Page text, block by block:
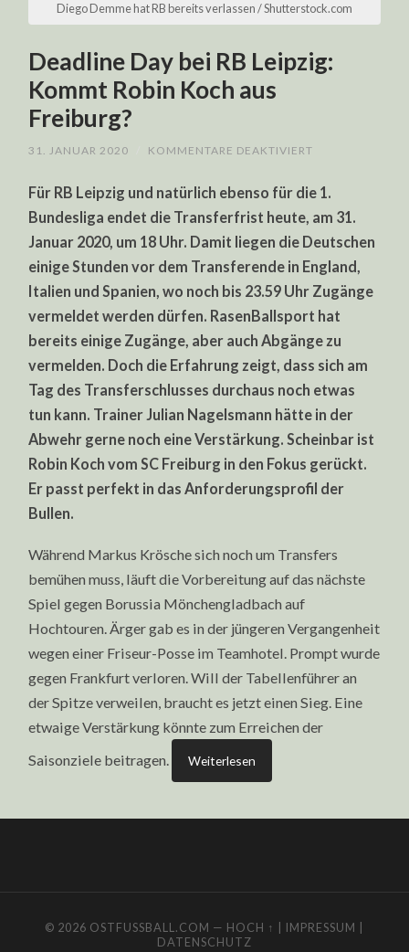
Diego Demme hat RB bereits verlassen / Shutterstock.com
Deadline Day bei RB Leipzig:
Kommt Robin Koch aus
Freiburg?
31. JANUAR 2020 KOMMENTARE DEAKTIVIERT
BEI
LEIPZIG:
ROBIN
KOCH
AUS
FREIBURG?
Für RB Leipzig und natürlich ebenso für die 1.
Bundesliga endet die Transferfrist heute, am 31.
Januar 2020, um 18 Uhr. Damit liegen die Deutschen
einige Stunden vor dem Transferende in England,
Italien und Spanien, wo noch bis 23.59 Uhr Zugänge
vermeldet werden dürfen. RasenBallsport hat
bereits einige Zugänge, aber auch Abgänge zu
vermelden. Doch die Erfahrung zeigt, dass sich am
Tag des Transferschlusses durchaus noch etwas
tun kann. Trainer Julian Nagelsmann hätte in der
Abwehr gerne noch eine Verstärkung. Scheinbar ist
Robin Koch vom SC Freiburg in den Fokus gerückt.
Er passt perfekt in das Anforderungsprofil der
Bullen.
Während Markus Krösche sich noch um Transfers
bemühen muss, läuft die Vorbereitung auf das nächste
Spiel gegen Borussia Mönchengladbach auf
Hochtouren. Ärger gab es in der jüngeren Vergangenheit
wegen einer Friseur-Posse im Teamhotel. Prompt wurde
gegen Frankfurt verloren. Will der Tabellenführer an
der Spitze verweilen, braucht es jetzt einen Sieg. Eine
etwaige Verstärkung könnte zum Erreichen der
Saisonziele beitragen.
Weiterlesen
© 2026 OSTFUSSBALL.COM — HOCH ↑ IMPRESSUM
DATENSCHUTZ